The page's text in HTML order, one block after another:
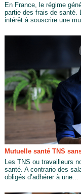
En France, le régime
partie des frais de santé.
intérêt à souscrire une
Mutuelle santé TNS
Les TNS ou travailleurs
santé. A contrario des
obligés d’adhérer à une...